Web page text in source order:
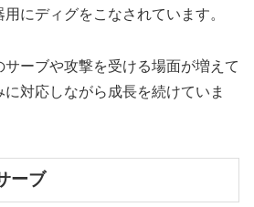
にディグをこなされています。
ーブや攻撃を受ける場面が増えて
対応しながら成長を続けていま
ーブ